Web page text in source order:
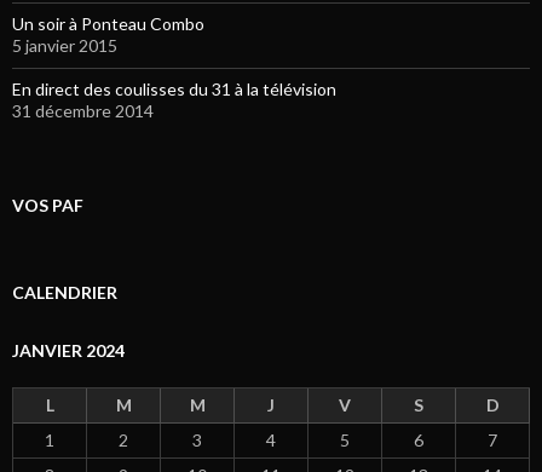
Un soir à Ponteau Combo
5 janvier 2015
En direct des coulisses du 31 à la télévision
31 décembre 2014
VOS PAF
CALENDRIER
JANVIER 2024
L M M J V S
D
1
2 3 4 5 6
7